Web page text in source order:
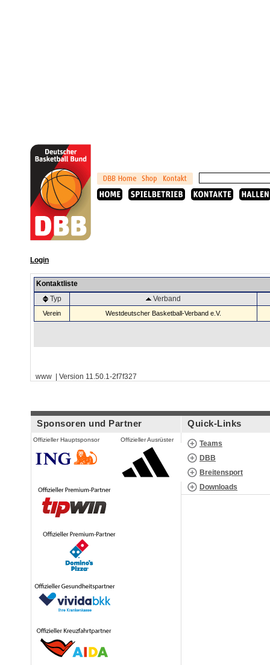
Login
Kontaktliste
Typ
Verband
Verein Westdeutscher Basketball-Verband e.V.
www | Version 11.50.1-2f7f327
Sponsoren und Partner
Offizieller Hauptsponsor Offizieller Ausrüster
Quick-Links
Teams
DBB
Breitensport
Downloads